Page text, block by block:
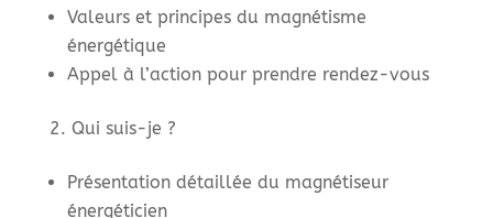
Valeurs et principes du magnétisme
énergétique
Appel à l’action pour prendre rendez-vous
Qui suis-je ?
Présentation détaillée du magnétiseur
énergéticien